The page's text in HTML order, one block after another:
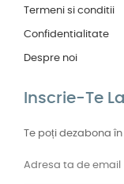
Termeni si conditii
Confidentialitate
Despre noi
Inscrie-Te
Te poți dezabona